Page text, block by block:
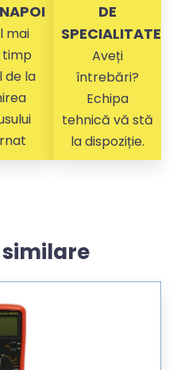
mai
de la
DE
SPECIALITATE
Aveți
întrebări?
Echipa
tehnică vă stă
la dispoziție.